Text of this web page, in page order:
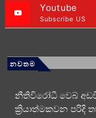
Youtube
Subscribe US
නවතම
නීතිවිරෝධී වෙබ්
ක්‍රියාත්මකවන පරිදි